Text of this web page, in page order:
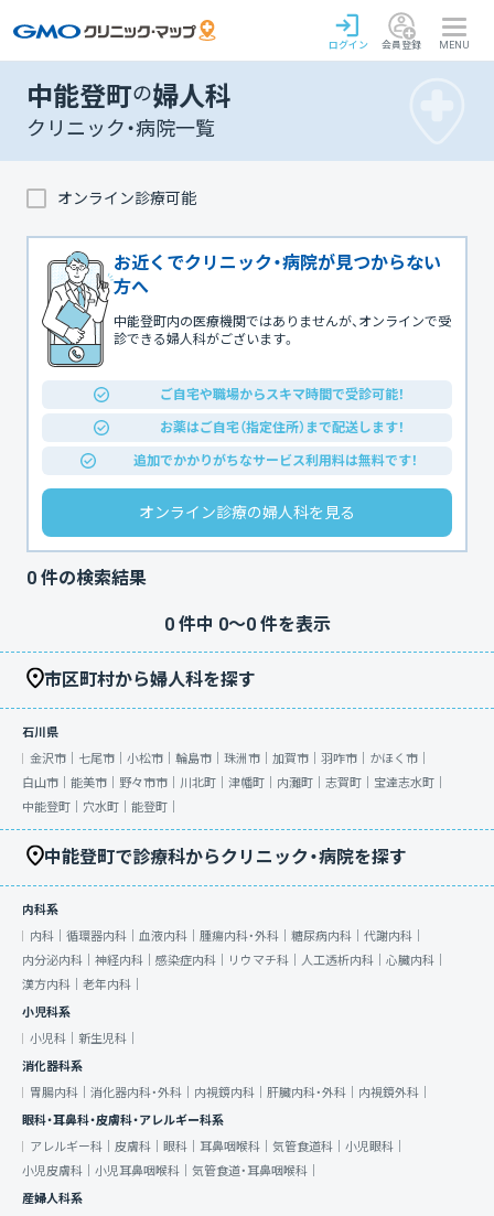
ログイン 会員登録 MENU
中能登町の婦人科
クリニック・病院一覧
オンライン診療可能
お近くでクリニック・病院が見つからない
方へ
中能登町内の医療機関ではありませんが、オンラインで受
診できる婦人科がございます。
ご自宅や職場からスキマ時間で受診可能！
お薬はご自宅（指定住所）まで配送します！
追加でかかりがちなサービス利用料は無料です！
オンライン診療の婦人科を見る
0 件の検索結果
0件中 0〜0件を表示
市区町村から婦人科を探す
石川県
金沢市｜ 七尾市｜ 小松市｜ 輪島市｜ 珠洲市｜ 加賀市｜ 羽咋市｜ かほく市｜
白山市｜ 能美市｜ 野々市市｜ 川北町｜ 津幡町｜ 内灘町｜ 志賀町｜ 宝達志水町｜
中能登町｜ 穴水町｜ 能登町｜
中能登町で診療科からクリニック・病院を探す
内科系
内科｜ 循環器内科｜ 血液内科｜ 腫瘍内科・外科｜ 糖尿病内科｜ 代謝内科｜
内分泌内科｜ 神経内科｜ 感染症内科｜ リウマチ科｜ 人工透析内科｜ 心臓内科｜
漢方内科｜ 老年内科｜
小児科系
小児科｜ 新生児科｜
消化器科系
胃腸内科｜ 消化器内科・外科｜ 内視鏡内科｜ 肝臓内科・外科｜ 内視鏡外科｜
眼科・耳鼻科・皮膚科・アレルギー科系
アレルギー科｜ 皮膚科｜ 眼科｜ 耳鼻咽喉科｜ 気管食道科｜ 小児眼科｜
小児皮膚科｜ 小児耳鼻咽喉科｜ 気管食道・耳鼻咽喉科｜
産婦人科系